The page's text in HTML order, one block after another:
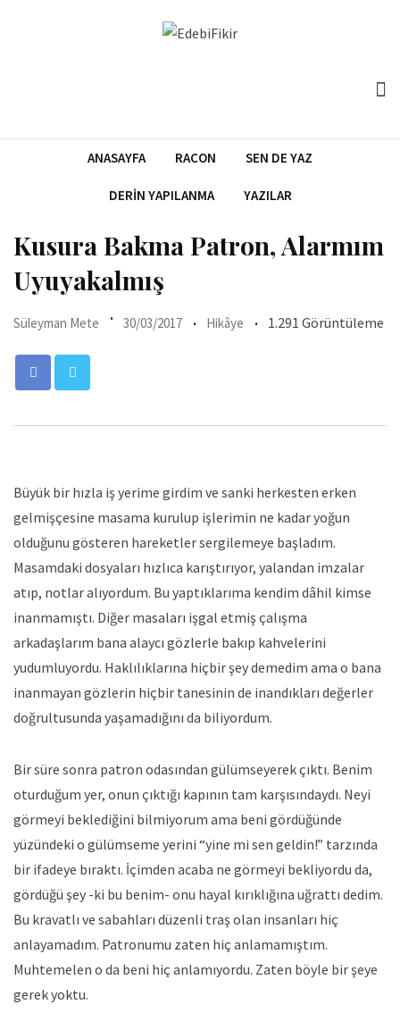
ANASAYFA RACON SEN DE YAZ
DERIN YAPILANMA YAZILAR
Kusura Bakma Patron, Alarmım
Uyuyakalmış
Süleyman Mete 30/03/2017 Hikâye 1.291 Görüntüleme
Büyük bir hızla iş yerime girdim ve sanki herkesten erken
gelmişçesine masama kurulup işlerimin ne kadar yoğun
olduğunu gösteren hareketler sergilemeye başladım.
Masamdaki dosyaları hızlıca karıştırıyor, yalandan imzalar
atıp, notlar alıyordum. Bu yaptıklarıma kendim dâhil kimse
inanmamıştı. Diğer masaları işgal etmiş çalışma
arkadaşlarım bana alaycı gözlerle bakıp kahvelerini
yudumluyordu. Haklılıklarına hiçbir şey demedim ama o bana
inanmayan gözlerin hiçbir tanesinin de inandıkları değerler
doğrultusunda yaşamadığını da biliyordum.
Bir süre sonra patron odasından gülümseyerek çıktı. Benim
oturduğum yer, onun çıktığı kapının tam karşısındaydı. Neyi
görmeyi beklediğini bilmiyorum ama beni gördüğünde
yüzündeki o gülümseme yerini “yine mi sen geldin!” tarzında
bir ifadeye bıraktı. İçimden acaba ne görmeyi bekliyordu da,
gördüğü şey -ki bu benim- onu hayal kırıklığına uğrattı dedim.
Bu kravatlı ve sabahları düzenli traş olan insanları hiç
anlayamadım. Patronumu zaten hiç anlamamıştım.
Muhtemelen o da beni hiç anlamıyordu. Zaten böyle bir şeye
gerek yoktu.